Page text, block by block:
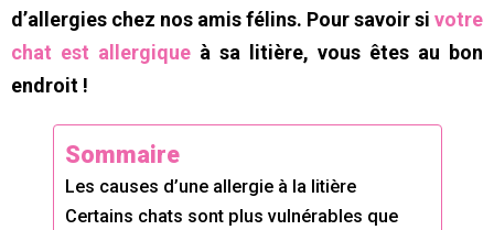
d’allergies chez nos amis félins. Pour savoir si votre
chat est allergique à sa litière, vous êtes au bon
endroit !
Sommaire
Les causes d’une allergie à la litière
Certains chats sont plus vulnérables que